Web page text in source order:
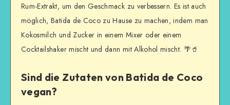
Rum-Extrakt, um den Geschmack zu verbessern. Es ist auch
möglich, Batida de Coco zu Hause zu machen, indem man
Kokosmilch und Zucker in einem Mixer oder einem
Cocktailshaker mischt und dann mit Alkohol mischt. 🌴🥤
Sind die Zutaten von Batida de Coco
vegan?